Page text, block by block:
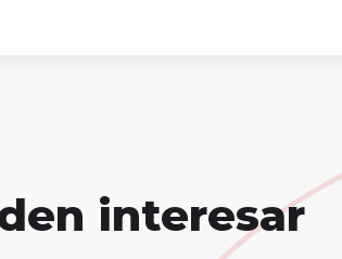
interesar